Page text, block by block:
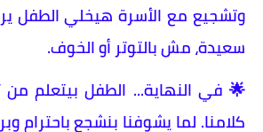
وتشجيع مع الأسرة هيخلي الطفل
سعيدة، مش بالتوتر أو الخوف.
🌟 في النهاية... الطفل بيتعلم من
كلامنا. لما يشوفنا بنشجع باحترام